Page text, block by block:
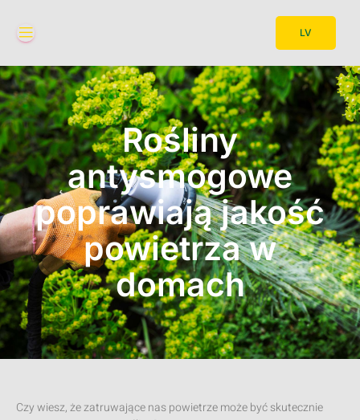
LV
Rośliny
antysmogowe
poprawiają jakość
powietrza w
domach
Czy wiesz, że zatruwające nas powietrze może być skutecznie